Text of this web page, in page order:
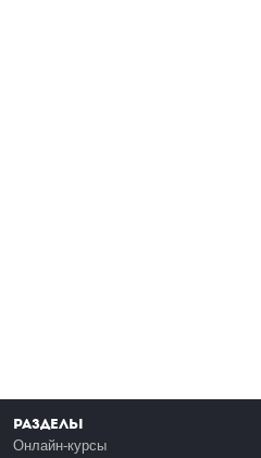
Разделы
Онлайн-курсы